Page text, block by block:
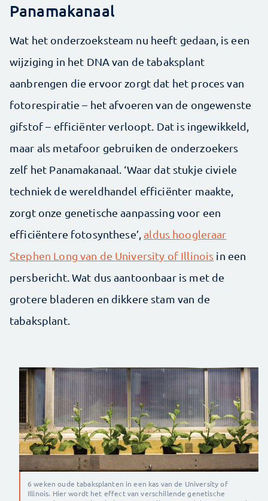
Panamakanaal
Wat het onderzoeksteam nu heeft gedaan, is een
wijziging in het DNA van de tabaksplant
aanbrengen die ervoor zorgt dat het proces van
fotorespiratie – het afvoeren van de ongewenste
gifstof – efficiënter verloopt. Dat is ingewikkeld,
maar als metafoor gebruiken de onderzoekers
zelf het Panamakanaal. ‘Waar dat stukje civiele
techniek de wereldhandel efficiënter maakte,
zorgt onze genetische aanpassing voor een
efficiëntere fotosynthese’,aldus hoogleraar
Stephen Long van de University of Illinois in een
persbericht. Wat dus aantoonbaar is met de
grotere bladeren en dikkere stam van de
tabaksplant.
6 weken oude tabaksplanten in een kas van de University of
Illinois. Hier wordt het effect van verschillende genetische